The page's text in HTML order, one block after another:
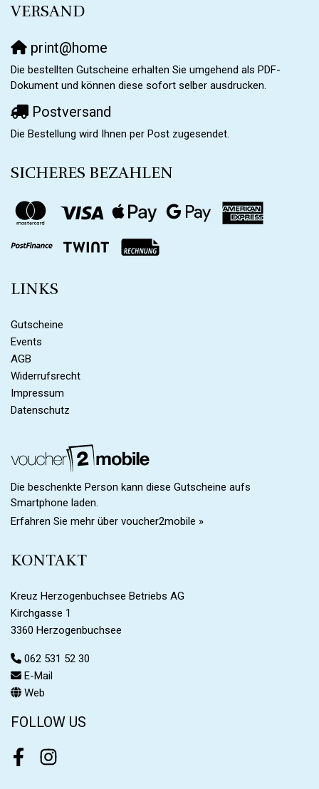
VERSAND
print@home
Die bestellten Gutscheine erhalten Sie umgehend als PDF-
Dokument und können diese sofort selber ausdrucken.
Postversand
Die Bestellung wird Ihnen per Post zugesendet.
SICHERES BEZAHLEN
LINKS
Gutscheine
Events
AGB
Widerrufsrecht
Impressum
Datenschutz
Die beschenkte Person kann diese Gutscheine aufs
Smartphone laden.
Erfahren Sie mehr über voucher2mobile »
KONTAKT
Kreuz Herzogenbuchsee Betriebs AG
Kirchgasse 1
3360 Herzogenbuchsee
062 531 52 30
E-Mail
Web
FOLLOW US
FacebookInstagram